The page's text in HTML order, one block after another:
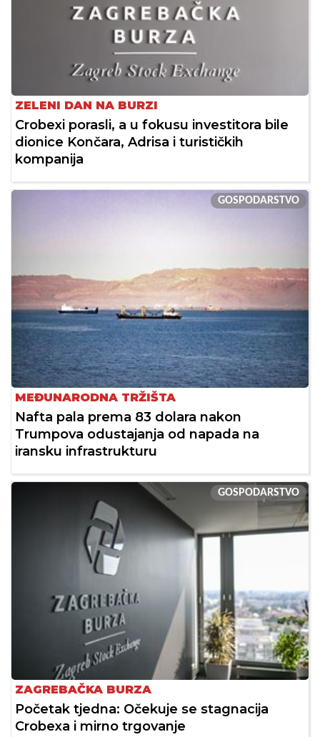
ZELENI DAN NA BURZI
Crobexi porasli, a u fokusu investitora bile
dionice Končara, Adrisa i turističkih
kompanija
GOSPODARSTVO
MEĐUNARODNA TRŽIŠTA
Nafta pala prema 83 dolara nakon
Trumpova odustajanja od napada na
iransku infrastrukturu
GOSPODARSTVO
ZAGREBAČKA BURZA
Početak tjedna: Očekuje se stagnacija
Crobexa i mirno trgovanje